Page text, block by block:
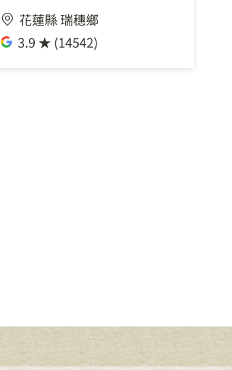
花蓮縣 瑞穗鄉
3.9 ★ (14542)